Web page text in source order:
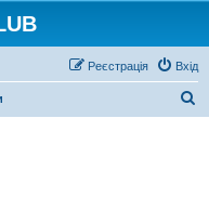
Вхід
Реєстрація